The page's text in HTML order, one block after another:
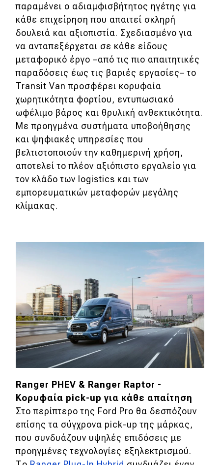
eDRIVE
DRIVE USED
παραμένει ο αδιαμφισβήτητος ηγέτης για
κάθε επιχείρηση που απαιτεί σκληρή
δουλειά και αξιοπιστία. Σχεδιασμένο για
να ανταπεξέρχεται σε κάθε είδους
μεταφορικό έργο –από τις πιο απαιτητικές
παραδόσεις έως τις βαριές εργασίες– το
Transit Van προσφέρει κορυφαία
χωρητικότητα φορτίου, εντυπωσιακό
ωφέλιμο βάρος και θρυλική ανθεκτικότητα.
Με προηγμένα συστήματα υποβοήθησης
και ψηφιακές υπηρεσίες που
βελτιστοποιούν την καθημερινή χρήση,
αποτελεί το πλέον αξιόπιστο εργαλείο για
τον κλάδο των logistics και των
εμπορευματικών μεταφορών μεγάλης
κλίμακας.
Ranger PHEV & Ranger Raptor -
Κορυφαία pick-up για κάθε απαίτηση
Στο περίπτερο της Ford Pro θα δεσπόζουν
επίσης τα σύγχρονα pick-up της μάρκας,
που συνδυάζουν υψηλές επιδόσεις με
προηγμένες τεχνολογίες εξηλεκτρισμού.